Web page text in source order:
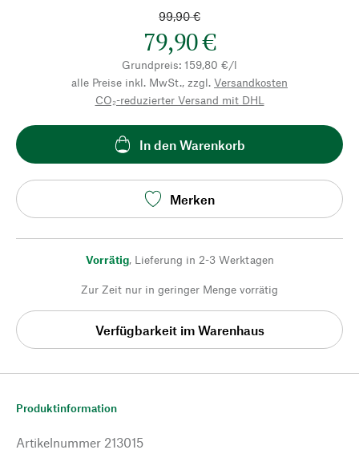
99,90 €
79,90 €
Grundpreis: 159,80 €/l
alle Preise inkl. MwSt., zzgl. Versandkosten
CO₂-reduzierter Versand mit DHL
In den Warenkorb
Merken
Vorrätig, Lieferung in 2-3 Werktagen
Zur Zeit nur in geringer Menge vorrätig
Verfügbarkeit im Warenhaus
Produktinformation
Artikelnummer 213015